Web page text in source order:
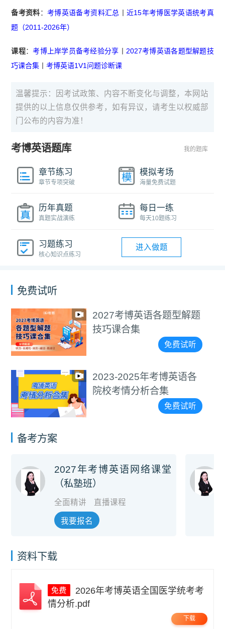
备考资料：考博英语备考资料汇总
近15年考博医学英语统考真
题（2011-2026年）
课程：考博上岸学员备考经验分享
2027考博英语各题型解题技
巧课合集 丨考博英语1V1问题诊断课
温馨提示：因考试政策、内容不断变化与调整，本网站
提供的以上信息仅供参考，如有异议，请考生以权威部
门公布的内容为准！
考博英语题库 我的题库
章节练习
章节专项突破
模拟考场
海量免费试题
历年真题
真题实战演练
每日一练
每天10题练习
习题练习
核心知识点练习
进入做题
免费试听
2027考博英语各题型解题
技巧课合集
免费试听
2023-2025年考博英语各
院校考情分析合集
免费试听
备考方案
2027年考博英语网络课堂
（私塾班）
全面精讲 直播课程
我要报名
资料下载
情分析.pdf
下载